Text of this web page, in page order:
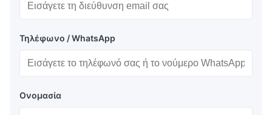
Τηλέφωνο / WhatsApp
Ονομασία